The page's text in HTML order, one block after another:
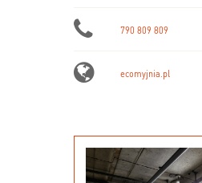
790 809 809
ecomyjnia.pl